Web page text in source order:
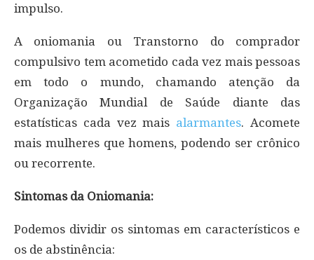
impulso.
A oniomania ou Transtorno do comprador
compulsivo tem acometido cada vez mais pessoas
em todo o mundo, chamando atenção da
Organização Mundial de Saúde diante das
estatísticas cada vez mais alarmantes. Acomete
mais mulheres que homens, podendo ser crônico
ou recorrente.
Sintomas da Oniomania:
Podemos dividir os sintomas em característicos e
os de abstinência: